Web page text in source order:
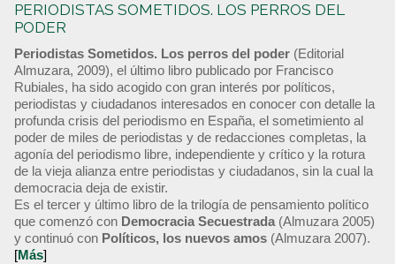
PERIODISTAS SOMETIDOS. LOS PERROS DEL
PODER
Periodistas Sometidos. Los perros del poder (Editorial
Almuzara, 2009), el último libro publicado por Francisco
Rubiales, ha sido acogido con gran interés por políticos,
periodistas y ciudadanos interesados en conocer con detalle la
profunda crisis del periodismo en España, el sometimiento al
poder de miles de periodistas y de redacciones completas, la
agonía del periodismo libre, independiente y crítico y la rotura
de la vieja alianza entre periodistas y ciudadanos, sin la cual la
democracia deja de existir.
Es el tercer y último libro de la trilogía de pensamiento político
que comenzó con Democracia Secuestrada (Almuzara 2005)
y continuó con Políticos, los nuevos amos (Almuzara 2007).
[Más]